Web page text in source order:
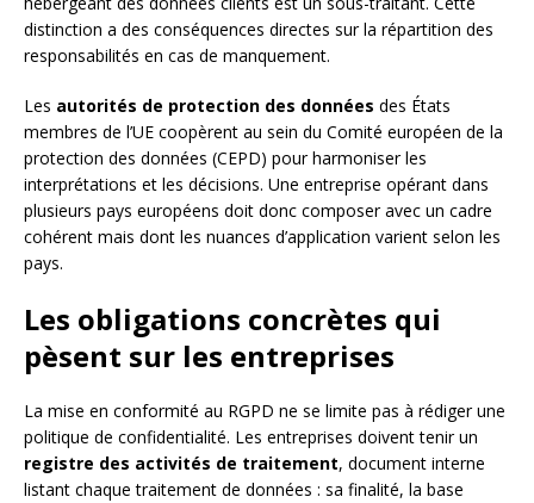
distinction a des conséquences directes sur la répartition des
responsabilités en cas de manquement.
Les autorités de protection des données des États
membres de l’UE coopèrent au sein du Comité européen de la
protection des données (CEPD) pour harmoniser les
interprétations et les décisions. Une entreprise opérant dans
plusieurs pays européens doit donc composer avec un cadre
cohérent mais dont les nuances d’application varient selon les
pays.
Les obligations concrètes qui
pèsent sur les entreprises
La mise en conformité au RGPD ne se limite pas à rédiger une
politique de confidentialité. Les entreprises doivent tenir un
registre des activités de traitement, document interne
listant chaque traitement de données : sa finalité, la base